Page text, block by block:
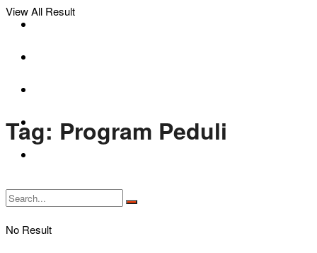
Bikers Cars
No Result
View All Result
Tag: Program Peduli